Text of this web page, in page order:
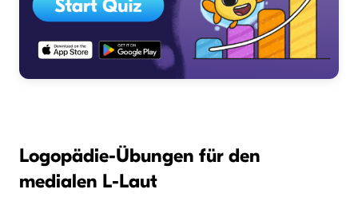
Logopädie-Übungen für den
medialen L-Laut